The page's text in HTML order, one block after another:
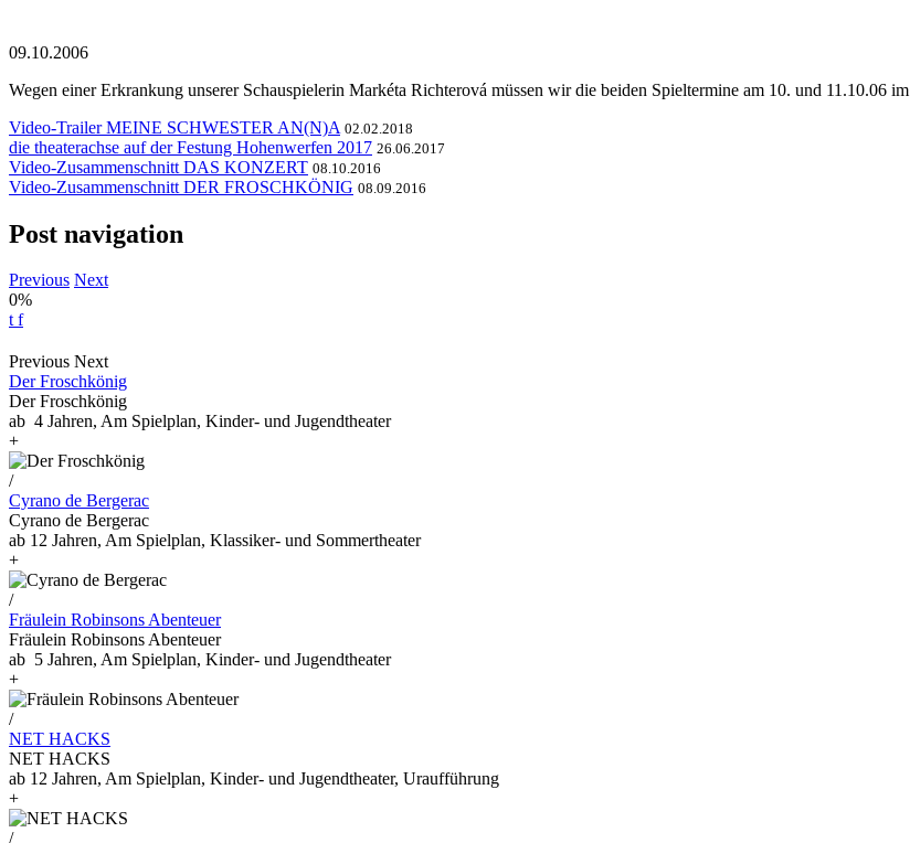
09.10.2006
Wegen einer Erkrankung unserer Schauspielerin Markéta Richterová müssen wir die beiden Spieltermine am 10. und 11.10.06 im
Video-Trailer MEINE SCHWESTER AN(N)A 02.02.2018
die theaterachse auf der Festung Hohenwerfen 2017 26.06.2017
Video-Zusammenschnitt DAS KONZERT 08.10.2016
Video-Zusammenschnitt DER FROSCHKÖNIG 08.09.2016
Post navigation
Previous Next
0%
t f
Previous Next
Der Froschkönig
Der Froschkönig
ab 4 Jahren, Am Spielplan, Kinder- und Jugendtheater
+
/
Cyrano de Bergerac
Cyrano de Bergerac
ab 12 Jahren, Am Spielplan, Klassiker- und Sommertheater
+
/
Fräulein Robinsons Abenteuer
Fräulein Robinsons Abenteuer
ab 5 Jahren, Am Spielplan, Kinder- und Jugendtheater
+
/
NET HACKS
NET HACKS
ab 12 Jahren, Am Spielplan, Kinder- und Jugendtheater, Uraufführung
+
/